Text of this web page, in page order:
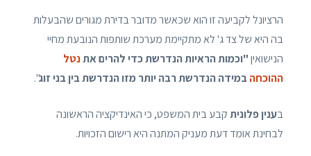
הרציונל לקביעה זו הוא שכאשר מדובר בדירת מגורים שהבעלות
בה היא של צד ג' לא מתקיימת מערכת שותפות הנובעת מחיי
הנישואין"וכמות הראיות הנדרשת כדי להרים אתנטל
ההוכחהבמידה הנדרשת רבה יותר מזו הנדרשת בין בני זוג".
בענין פלוניתקבע בית המשפט, כי האינדיקציה הראשונה
לבחינת אומד דעת מעניק המתנה היא רישום הזכויות.